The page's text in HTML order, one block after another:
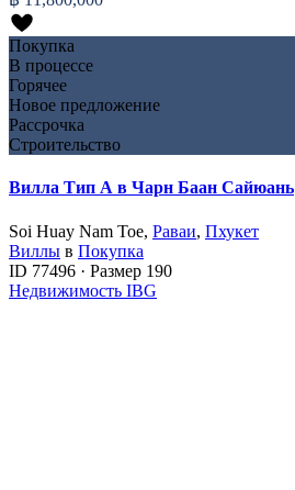
Покупка
В процессе
Горячее
Новое предложение
Рассрочка
Строительство
Вилла Тип А в Чарн Баан Сайюань
Soi Huay Nam Toe, Раваи, Пхукет
Виллы в Покупка
ID 77496 · Размер 190
Недвижимость IBG